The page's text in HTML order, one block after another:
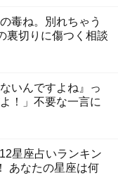
毒ね。別れちゃう
裏切りに傷つく相談
いんですよね』っ
！」不要な一言に
星座占いランキン
あなたの星座は何